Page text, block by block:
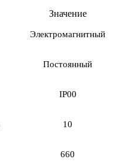
Значение
Электромагнитный
Постоянный
IP00
10
660